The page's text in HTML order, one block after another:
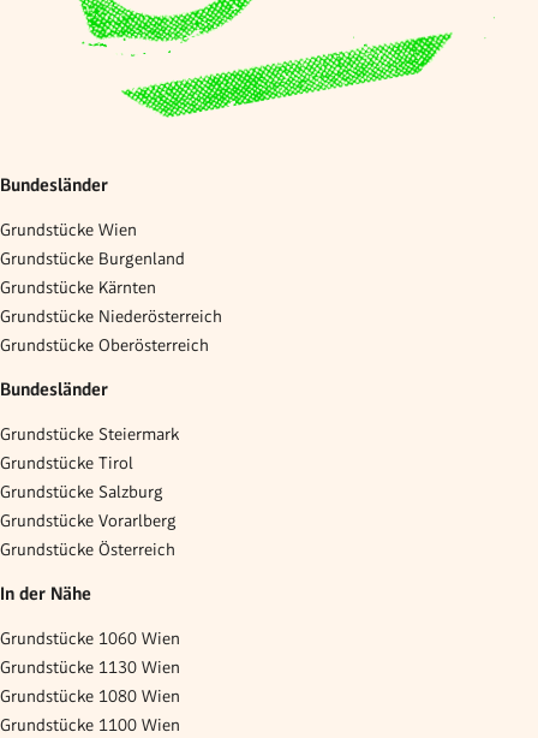
Bundesländer
Grundstücke Wien
Grundstücke Burgenland
Grundstücke Kärnten
Grundstücke Niederösterreich
Grundstücke Oberösterreich
Bundesländer
Grundstücke Steiermark
Grundstücke Tirol
Grundstücke Salzburg
Grundstücke Vorarlberg
Grundstücke Österreich
In der Nähe
Grundstücke 1060 Wien
Grundstücke 1130 Wien
Grundstücke 1080 Wien
Grundstücke 1100 Wien